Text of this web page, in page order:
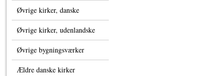
Øvrige kirker, danske
Øvrige kirker, udenlandske
Øvrige bygningsværker
Ældre danske kirker